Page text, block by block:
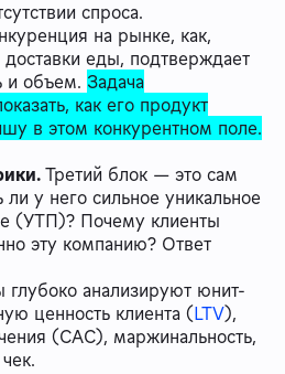
спроса.
на рынке, как,
еды, подтверждает
и объем. Задача
как его продукт
в этом конкурентном поле.
Третий блок — это сам
ли у него сильное уникальное
(УТП)? Почему клиенты
эту компанию? Ответ
глубоко анализируют юнит-
ценность клиента (LTV),
(CAC), маржинальность,